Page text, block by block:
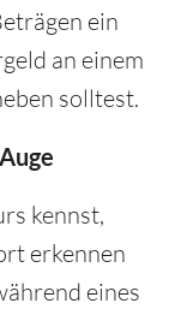
ein
an einem
solltest.
kennst,
erkennen
eines